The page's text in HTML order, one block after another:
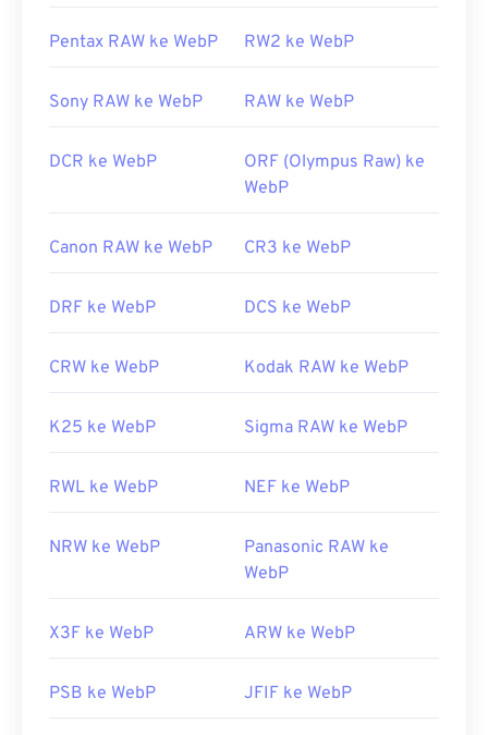
Alat WebP Terkait:
dari gambar WebP
Pentax RAW ke WebP RW2 ke WebP
Sony RAW ke WebP RAW ke WebP
DCR ke WebP
ORF (Olympus Raw) ke
WebP
Canon RAW ke WebP CR3 ke WebP
DRF ke WebP DCS ke WebP
CRW ke WebP Kodak RAW ke WebP
K25 ke WebP Sigma RAW ke WebP
RWL ke WebP NEF ke WebP
NRW ke WebP
Panasonic RAW ke
WebP
X3F ke WebP ARW ke WebP
PSB ke WebP JFIF ke WebP